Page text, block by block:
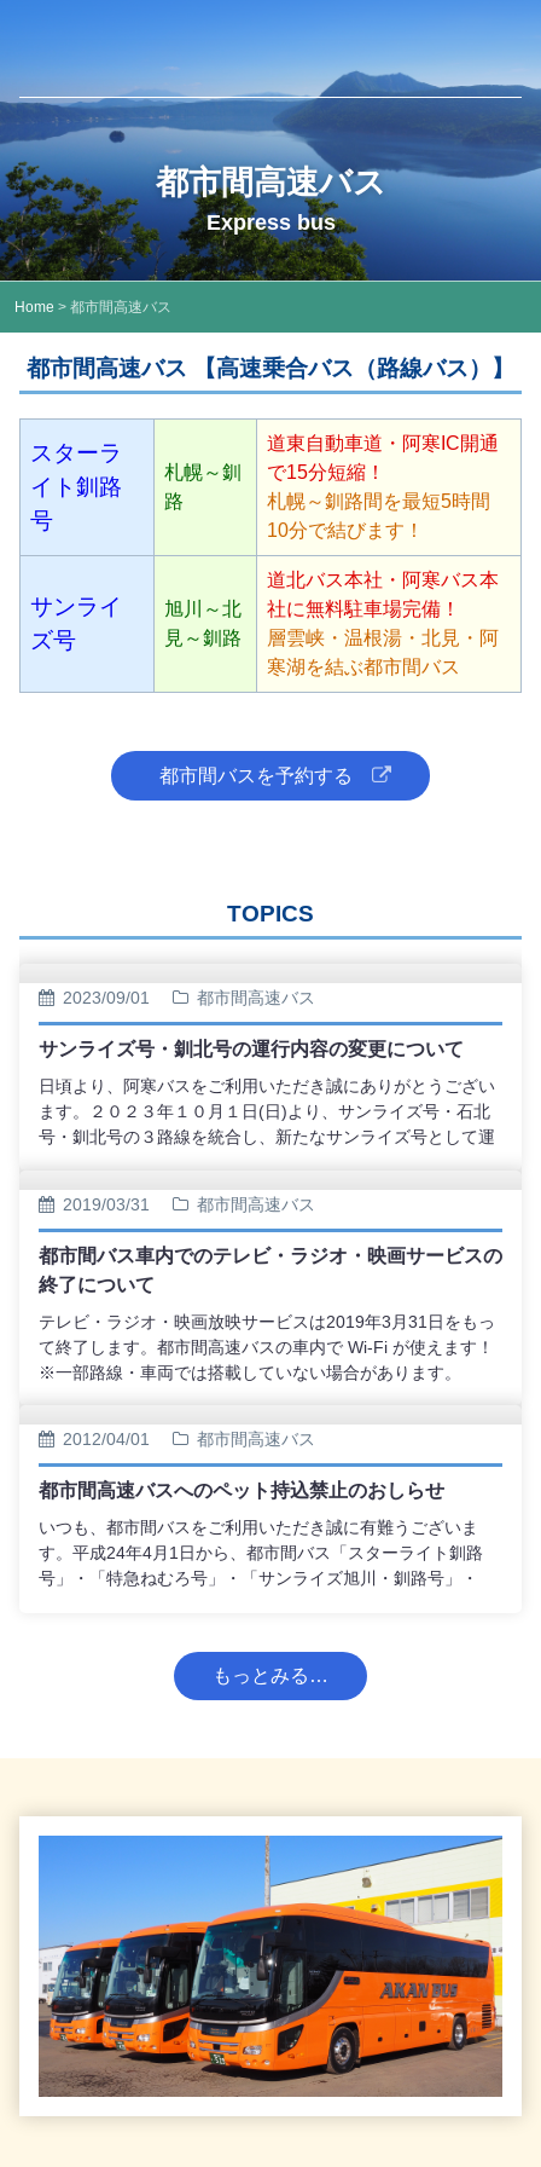
都市間高速バス
Express bus
Home > 都市間高速バス
都市間高速バス 【高速乗合バス（路線バス）】
スターラ
イト釧路
号
札幌～釧
路
道東自動車道・阿寒IC開通
で15分短縮！
札幌～釧路間を最短5時間
10分で結びます！
サンライ
ズ号
旭川～北
見～釧路
道北バス本社・阿寒バス本
社に無料駐車場完備！
層雲峡・温根湯・北見・阿
寒湖を結ぶ都市間バス
都市間バスを予約する
TOPICS
2023/09/01 都市間高速バス
サンライズ号・釧北号の運行内容の変更について
日頃より、阿寒バスをご利用いただき誠にありがとうござい
ます。２０２３年１０月１日(日)より、サンライズ号・石北
号・釧北号の３路線を統合し、新たなサンライズ号として運
間：旭川～北見～釧路予約開始日：令和５年９月１日～（令
和５年１０月１日ご乗車分より）運 賃：主要区間は下
記の通り 【片 道】 旭川～釧路 … (旧) 6,100円 →
(新) 6,700円 旭川～北見 … (旧) 3,950円 → (新) 4,400
円 北見～釧路 … (旧) 3,800円 → (新) 4,200円
【往 復】 旭川～釧路 … (旧)11,200円 → (新)12,400
円 旭川～北見 … (旧) 7,500円 → (新) 8,300円 北
見～釧路 … (旧) 6,800円 → (新) 7,600円 【回数
路 … (旧)13,200円 → (新)14,600円※その他区間運賃、及
び運行時刻については下記画像をご参照ください。※令和5
年10月1日（日）以前に購入されている乗車券については、
改定後も差額なしでご使用いただけます。津別ハイヤー（津
別）、吉田家具金物店（大楽毛）、セブンイレブン阿寒町店
（阿寒町）での乗車券販売は終了になります。
2019/03/31 都市間高速バス
都市間バス車内でのテレビ・ラジオ・映画サービスの
終了について
テレビ・ラジオ・映画放映サービスは2019年3月31日をもっ
て終了します。都市間高速バスの車内で Wi-Fi が使えます！
※一部路線・車両では搭載していない場合があります。
2012/04/01 都市間高速バス
都市間高速バスへのペット持込禁止のおしらせ
いつも、都市間バスをご利用いただき誠に有難うございま
す。平成24年4月1日から、都市間バス「スターライト釧路
号」・「特急ねむろ号」・「サンライズ旭川・釧路号」・
致します。詳細は下記PDFファイルをご覧ください。
もっとみる…